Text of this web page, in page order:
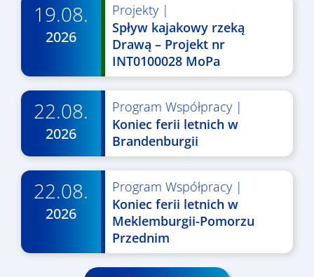
19.08.
2026
Projekty|
Spływ kajakowy rzeką
Drawą – Projekt nr
INT0100028 MoPa
22.08.
2026
Program Współpracy|
Koniec ferii letnich w
Brandenburgii
22.08.
2026
Program Współpracy|
Koniec ferii letnich w
Meklemburgii-Pomorzu
Przednim